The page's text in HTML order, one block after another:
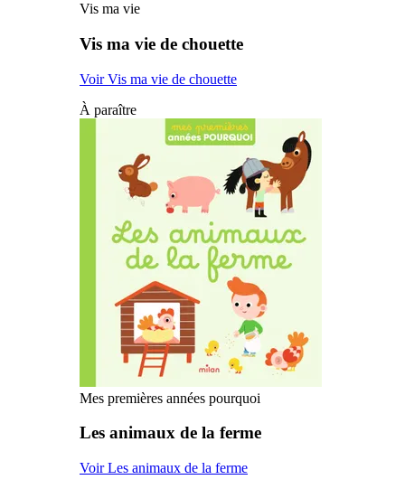
Vis ma vie
Vis ma vie de chouette
Voir Vis ma vie de chouette
À paraître
Mes premières années pourquoi
Les animaux de la ferme
Voir Les animaux de la ferme